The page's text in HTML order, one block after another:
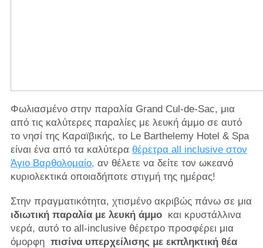
Φωλιασμένο στην παραλία Grand Cul-de-Sac, μια
από τις καλύτερες παραλίες με λευκή άμμο σε αυτό
το νησί της Καραϊβικής, το Le Barthelemy Hotel & Spa
είναι ένα από τα καλύτερα θέρετρα all inclusive στον
Άγιο Βαρθολομαίο, αν θέλετε να δείτε τον ωκεανό
κυριολεκτικά οποιαδήποτε στιγμή της ημέρας!
Στην πραγματικότητα, χτισμένο ακριβώς πάνω σε μια
ιδιωτική παραλία με λευκή άμμοκαι κρυστάλλινα
νερά, αυτό το all-inclusive θέρετρο προσφέρει μια
όμορφη πισίνα υπερχείλισης με εκπληκτική θέα